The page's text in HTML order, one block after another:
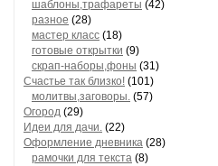
шаблоны,трафареты (42)
разное (28)
мастер класс (18)
готовые открытки (9)
скрап-наборы,фоны (31)
Счастье так близко! (101)
молитвы,заговоры. (57)
Огород (29)
Идеи для дачи. (22)
Оформление дневника (28)
рамочки для текста (8)